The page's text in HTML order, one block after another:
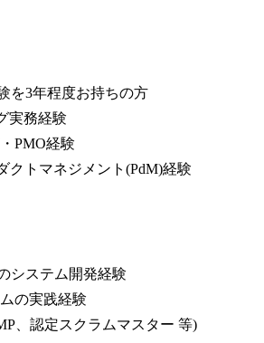
を3年程度お持ちの方
実務経験
PMO経験
クトマネジメント(PdM)経験
システム開発経験
の実践経験
、認定スクラムマスター 等)